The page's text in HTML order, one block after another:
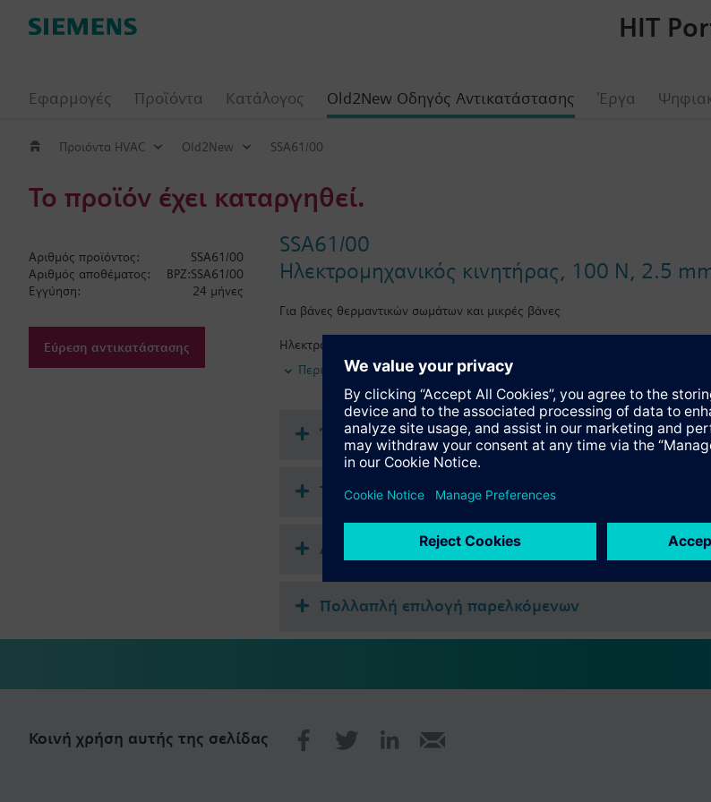
Εφαρμογές Προϊόντα Κατάλογος Old2New Οδηγός Αντικατάστασης Έργα
HIT
Προιόντα HVAC Old2New SSA61/00
Το προϊόν έχει καταργηθεί.
SSA61/00
Ηλεκτρομηχανικός κινητήρας, 100 N, 2.5
Για βάνες θερμαντικών σωμάτων και μικρές βάνες
Ηλεκτρομηχανικοί κινητήρες για έλεγχο αναλογικό ή 3-θέσεων
θέσης εμβόλου, εξαρτώμενη ισχύ από το κλείσιμο στην τελική θέση,
χρήση με τις βάνες θερμαντικών σωμάτων Siemens VDN../VEN../VUN../
1.5 (Heimeier, Cazzaniga, Oventrop M30x1,5, Honeywell-Braukmann, MNG,
Για βάνες άλλων κατασκευαστών μετά από ζήτηση.
Σημαντική πληροφορία
Για τοποθέτηση σε βάνα: Σπείρωμα M30 x 1.5
SSA61..: 1.5 mm ελάχιστη διαδρομή εμβόλου για αυτορύθμιση
Περισσότερα
Αριθμός προϊόντος:
SSA61/00
Αριθμός αποθέματος:
BPZ:SSA61/00
Εγγύηση:
24 μήνες
Εύρεση αντικατάστασης
Έγγραφα
Τεχνική σύνοψη
Απλή επιλογή παρελκόμενων
Πολλαπλή επιλογή παρελκόμενων
Κοινή χρήση αυτής της σελίδας